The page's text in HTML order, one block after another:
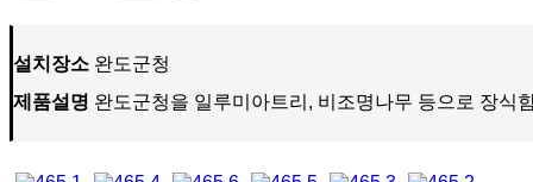
설치장소 완도군청
제품설명 완도군청을 일루미아트리, 비조명나무 등으로 장식